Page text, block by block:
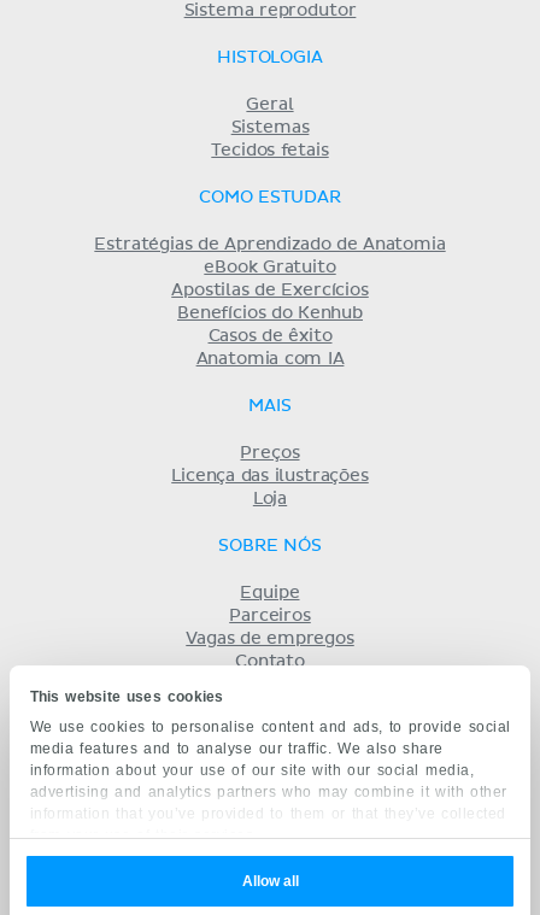
This website uses cookies
We use cookies to personalise content and ads, to provide social
media features and to analyse our traffic. We also share
information about your use of our site with our social media,
advertising and analytics partners who may combine it with other
information that you’ve provided to them or that they’ve collected
from your use of their services.
Allow all
Sistema reprodutor
HISTOLOGIA
Geral
Sistemas
Tecidos fetais
COMO ESTUDAR
Estratégias de Aprendizado de Anatomia
eBook Gratuito
Apostilas de Exercícios
Benefícios do Kenhub
Casos de êxito
Anatomia com IA
MAIS
Preços
Licença das ilustrações
Loja
SOBRE NÓS
Equipe
Parceiros
Vagas de empregos
Contato
Privacidade
KENHUB EM...
English
русский